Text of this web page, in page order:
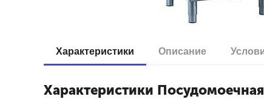
Характеристики Описание
Характеристики